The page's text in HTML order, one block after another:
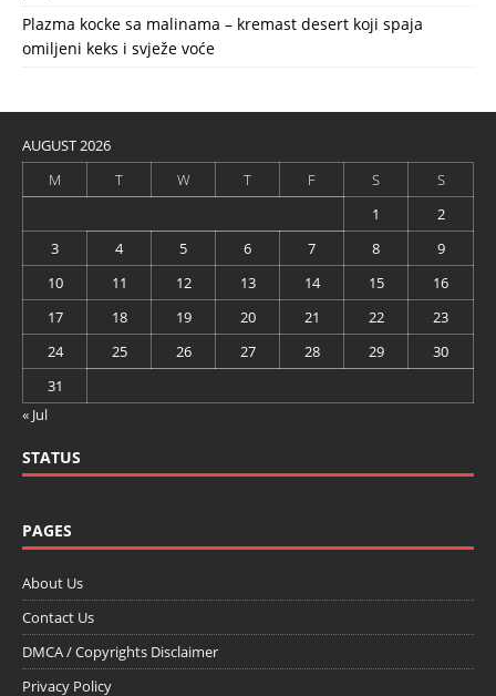
Plazma kocke sa malinama – kremast desert koji spaja
omiljeni keks i svježe voće
AUGUST 2026
M
T W T F S
S
1
2
3
4 5 6 7 8
9
10
11 12 13 14 15
16
17
18 19 20 21 22
23
24
25 26 27 28 29
30
31
« Jul
STATUS
PAGES
About Us
Contact Us
DMCA / Copyrights Disclaimer
Privacy Policy